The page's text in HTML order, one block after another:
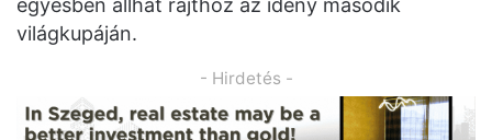
világkupáján.
- Hirdetés -